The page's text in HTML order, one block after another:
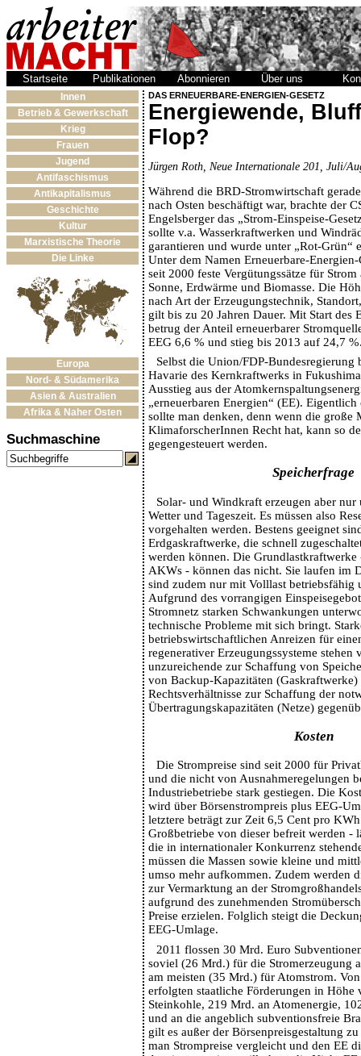
Startseite Publikationen Abonnieren Über uns
Innen
Betrieb & Gewerkschaft
Krieg
Frauen
Jugend
Antifaschismus
Antikapitalismus
Geschichte
Kultur
Marxistische Theorie
Die Linke
Europa
Nord- & Südamerika
Asien & Australien
Afrika & Naher Osten
Suchmaschine
DAS ERNEUERBARE-ENERGIEN-GESETZ
Energiewende,
Flop?
Jürgen Roth, Neue Internationale 201, Juli/
Während die BRD-Stromwirtschaft
nach Osten beschäftigt war, brachte der
Engelsberger das „Strom-Einspeise-
sollte v.a. Wasserkraftwerken und
garantieren und wurde unter „Rot-Grün“
Unter dem Namen Erneuerbare-
seit 2000 feste Vergütungssätze für Strom
Sonne, Erdwärme und Biomasse. Die
nach Art der Erzeugungstechnik,
gilt bis zu 20 Jahren Dauer. Mit Start des
betrug der Anteil erneuerbarer
EEG 6,6 % und stieg bis 2013 auf 24,7
Selbst die Union/FDP-Bundesregierung
Havarie des Kernkraftwerks in
Ausstieg aus der
„erneuerbaren Energien“ (EE).
sollte man denken, denn wenn die große
KlimaforscherInnen Recht hat, kann so
gegengesteuert werden.
Speicherfrage
Solar- und Windkraft erzeugen aber nur
Wetter und Tageszeit. Es müssen also
vorgehalten werden. Bestens geeignet
Erdgaskraftwerke, die schnell
werden können. Die
AKWs - können das nicht. Sie laufen im
sind zudem nur mit Volllast betriebsfähig
Aufgrund des vorrangigen
Stromnetz starken Schwankungen
technische Probleme mit sich bringt.
betriebswirtschaftlichen Anreizen für
regenerativer Erzeugungssysteme stehen
unzureichende zur Schaffung von
von Backup-Kapazitäten
Rechtsverhältnisse zur Schaffung der
Übertragungskapazitäten (Netze)
Kosten
Die Strompreise sind seit 2000 für
und die nicht von Ausnahmeregelungen
Industriebetriebe stark gestiegen. Die
wird über Börsenstrompreis plus EEG-
letztere beträgt zur Zeit 6,5 Cent pro
Großbetriebe von dieser befreit werden -
die in internationaler Konkurrenz
müssen die Massen sowie kleine und
umso mehr aufkommen. Zudem werden
zur Vermarktung an der
aufgrund des zunehmenden
Preise erzielen. Folglich steigt die
EEG-Umlage.
2011 flossen 30 Mrd. Euro
soviel (26 Mrd.) für die Stromerzeugung
am meisten (35 Mrd.) für Atomstrom.
erfolgten staatliche Förderungen in Höhe
Steinkohle, 219 Mrd. an Atomenergie,
und an die angeblich subventionsfreie
gilt es außer der Börsenpreisgestaltung
man Strompreise vergleicht und den EE